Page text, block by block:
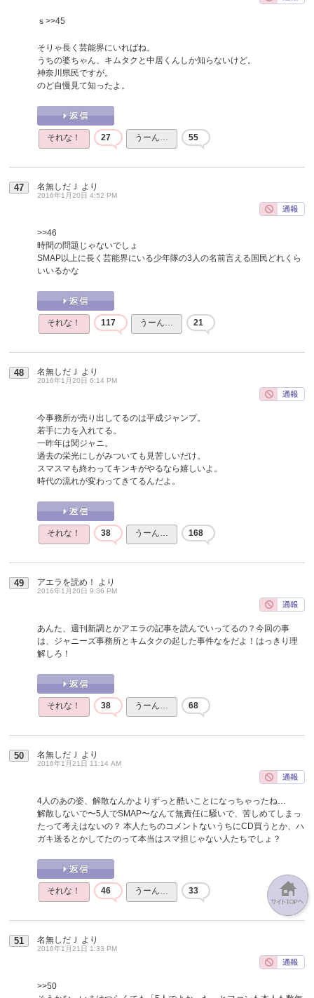
ｓ >>45
そりゃ長く芸能界にいればね。
うちの婆ちゃん、キムタクと中居くんしか知らないけど。
神奈川県民ですが。
のど自慢見て知ったよ。
それな！ 27 うーん… 55
47 名無しだＪ より
2016年1月20日 4:52 PM
>>46
時間の問題じゃないでしょ
SMAP以上に長く芸能界にいる少年隊の3人の名前言える国民どれくら
いいるかな
それな！ 117 うーん… 21
48 名無しだＪ より
2016年1月20日 6:14 PM
今事務所が売り出してるのは平成ジャンプ。
若手に力を入れてる。
一昨年は関ジャニ。
過去の栄光にしがみついても見苦しいだけ。
スマスマも終わってキンキがやるなら嬉しいよ。
時代の流れが変わってきてるんだよ。
それな！ 38 うーん… 168
49 アエラを読め！ より
2016年1月20日 9:36 PM
あんた、週刊新調とかアエラの記事を読んでいってるの？今回の事
は、ジャニーズ事務所とキムタクの起した事件なをだよ！はっきり理
解しろ！
それな！ 38 うーん… 68
50 名無しだＪ より
2016年1月21日 11:14 AM
4人のあの姿、解散なんかよりずっと酷いことになっちゃったね…
解散しないで〜5人でSMAP〜なんて無責任に騒いで、苦しめてしまっ
たって考えはないの？ 本人たちのコメントないうちにCD買うとか、ハ
ガキ送るとかしてたのって本当はスマ担じゃない人たちでしょ？
それな！ 46 うーん… 33
51 名無しだＪ より
2016年1月21日 1:33 PM
>>50